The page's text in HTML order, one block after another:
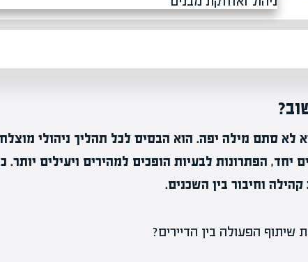
לא סתם מילה יפה. הוא הבסיס לכל תהליך ניהולי
יחד, הפתרונות לבעיות הופכים למהירים ויעילים יותר.
וחיבור בין השכנים.